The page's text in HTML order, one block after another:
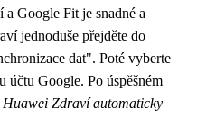
Google Fit je snadné a
jednoduše přejděte do
dat". Poté vyberte
účtu Google. Po úspěšném
Huawei Zdraví automaticky